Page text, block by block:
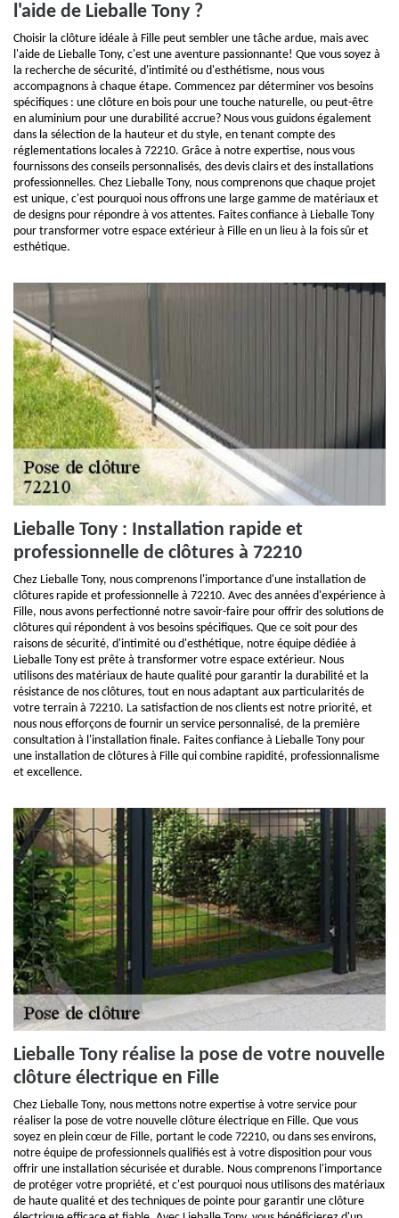
l'aide de Lieballe Tony ?
Choisir la clôture idéale à Fille peut sembler une tâche ardue, mais avec
l'aide de Lieballe Tony, c'est une aventure passionnante! Que vous soyez à
la recherche de sécurité, d'intimité ou d'esthétisme, nous vous
accompagnons à chaque étape. Commencez par déterminer vos besoins
spécifiques : une clôture en bois pour une touche naturelle, ou peut-être
en aluminium pour une durabilité accrue? Nous vous guidons également
dans la sélection de la hauteur et du style, en tenant compte des
réglementations locales à 72210. Grâce à notre expertise, nous vous
fournissons des conseils personnalisés, des devis clairs et des installations
professionnelles. Chez Lieballe Tony, nous comprenons que chaque projet
est unique, c'est pourquoi nous offrons une large gamme de matériaux et
de designs pour répondre à vos attentes. Faites confiance à Lieballe Tony
pour transformer votre espace extérieur à Fille en un lieu à la fois sûr et
esthétique.
Lieballe Tony : Installation rapide et
professionnelle de clôtures à 72210
Chez Lieballe Tony, nous comprenons l'importance d'une installation de
clôtures rapide et professionnelle à 72210. Avec des années d'expérience à
Fille, nous avons perfectionné notre savoir-faire pour offrir des solutions de
clôtures qui répondent à vos besoins spécifiques. Que ce soit pour des
raisons de sécurité, d'intimité ou d'esthétique, notre équipe dédiée à
Lieballe Tony est prête à transformer votre espace extérieur. Nous
utilisons des matériaux de haute qualité pour garantir la durabilité et la
résistance de nos clôtures, tout en nous adaptant aux particularités de
votre terrain à 72210. La satisfaction de nos clients est notre priorité, et
nous nous efforçons de fournir un service personnalisé, de la première
consultation à l'installation finale. Faites confiance à Lieballe Tony pour
une installation de clôtures à Fille qui combine rapidité, professionnalisme
et excellence.
Lieballe Tony réalise la pose de votre nouvelle
clôture électrique en Fille
Chez Lieballe Tony, nous mettons notre expertise à votre service pour
réaliser la pose de votre nouvelle clôture électrique en Fille. Que vous
soyez en plein cœur de Fille, portant le code 72210, ou dans ses environs,
notre équipe de professionnels qualifiés est à votre disposition pour vous
offrir une installation sécurisée et durable. Nous comprenons l'importance
de protéger votre propriété, et c'est pourquoi nous utilisons des matériaux
de haute qualité et des techniques de pointe pour garantir une clôture